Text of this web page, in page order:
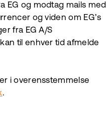
EG og modtag mails med
og viden om EG’s
fra EG A/S
til enhver tid afmelde
i overensstemmelse
.